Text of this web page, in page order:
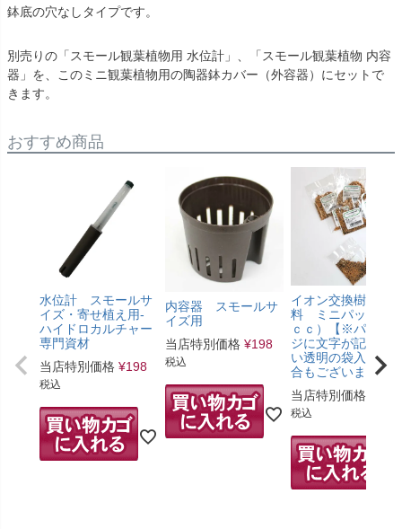
鉢底の穴なしタイプです。
別売りの「スモール観葉植物用 水位計」、「スモール観葉植物 内容
器」を、このミニ観葉植物用の陶器鉢カバー（外容器）にセットで
きます。
おすすめ商品
水位計 スモールサ
イズ・寄せ植え用-
ハイドロカルチャー
専門資材
当店特別価格 ¥198
税込
内容器 スモールサ
イズ用
当店特別価格 ¥198
税込
イオン交換樹脂肥
料 ミニパック（5
ｃｃ）【※パッケ
ジに文字が記載の
い透明の袋入りの
合もございます。
当店特別価格
税込